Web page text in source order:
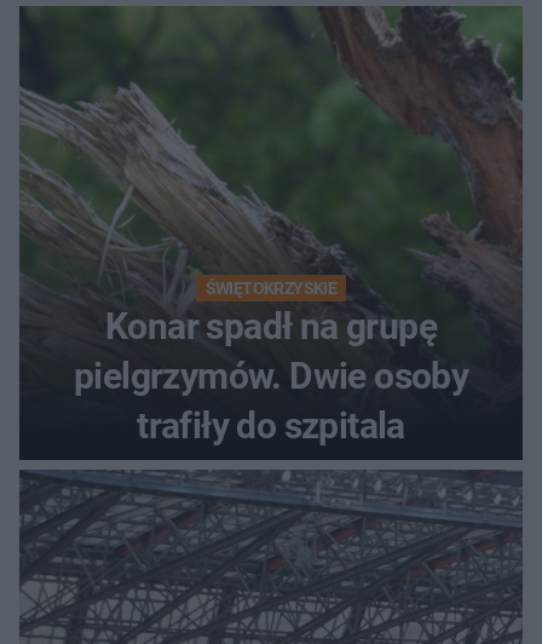
ŚWIĘTOKRZYSKIE
Konar spadł na grupę
pielgrzymów. Dwie osoby
trafiły do szpitala